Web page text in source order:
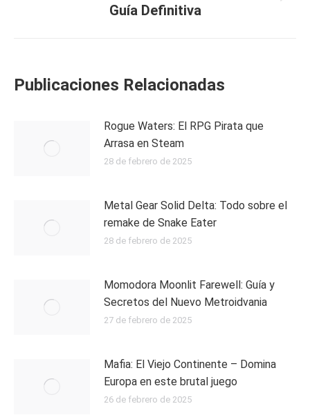
post:
Guía Definitiva
Publicaciones Relacionadas
Rogue Waters: El RPG Pirata que
Arrasa en Steam
28 de febrero de 2025
Metal Gear Solid Delta: Todo sobre el
remake de Snake Eater
28 de febrero de 2025
Momodora Moonlit Farewell: Guía y
Secretos del Nuevo Metroidvania
27 de febrero de 2025
Mafia: El Viejo Continente – Domina
Europa en este brutal juego
26 de febrero de 2025